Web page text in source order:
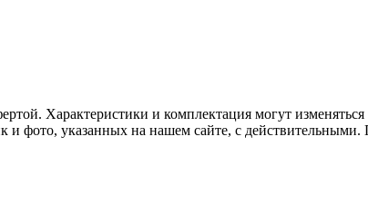
Характеристики и комплектация могут
и фото, указанных на нашем сайте, с